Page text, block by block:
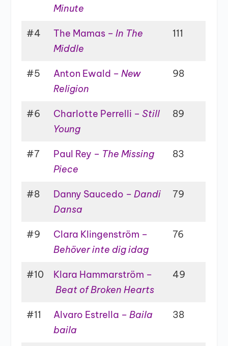
Minute
#4 The Mamas –In The
Middle
111
#5 Anton Ewald –New
Religion
98
#6 Charlotte Perrelli –Still
Young
89
#7 Paul Rey – The Missing
Piece
83
#8 Danny Saucedo –Dandi
Dansa
79
#9
Clara Klingenström –
Behöver inte dig idag
76
#10
Klara Hammarström –
Beat of Broken Hearts
49
#11 Alvaro Estrella –Baila
baila
38